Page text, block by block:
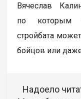
Вячеслав
по которым
стройбата
бойцов или
Надоело